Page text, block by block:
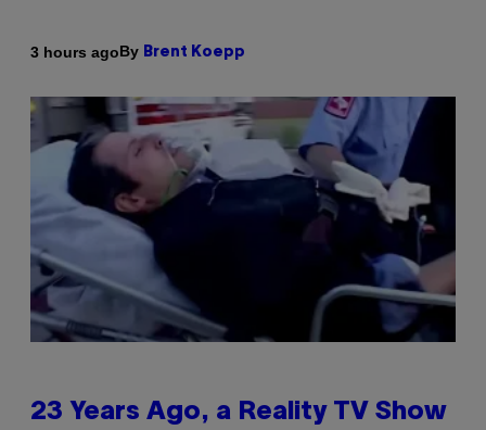
3 hours agoBy Brent Koepp
23 Years Ago, a Reality TV Show